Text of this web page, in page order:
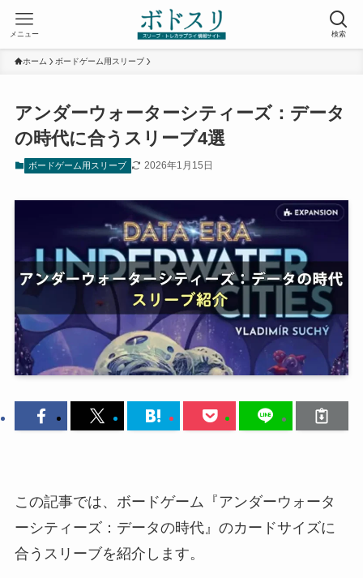
検索
メニュー
ホーム ボードゲーム用スリーブ
アンダーウォーターシティーズ：データ
の時代に合うスリーブ4選
ボードゲーム用スリーブ 2026年1月15日
この記事では、ボードゲーム『アンダーウォータ
ーシティーズ：データの時代』のカードサイズに
合うスリーブを紹介します。